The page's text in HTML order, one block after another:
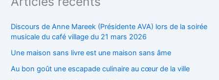
Discours de Anne Mareek (Présidente AVA) lors de la soirée
musicale du café village du 21 mars 2026
Une maison sans livre est une maison sans âme
Au bon goût une escapade culinaire au cœur de la ville